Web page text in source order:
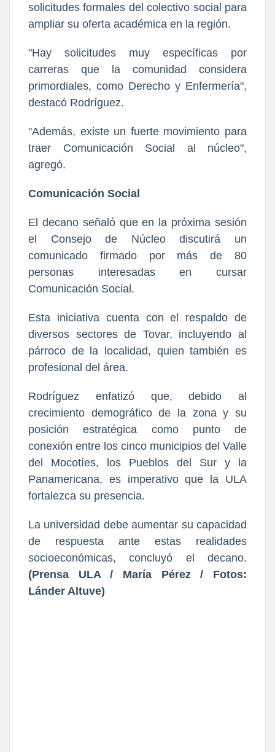
solicitudes formales del colectivo social para
ampliar su oferta académica en la región.
"Hay solicitudes muy específicas por
carreras que la comunidad considera
primordiales, como Derecho y Enfermería",
destacó Rodríguez.
"Además, existe un fuerte movimiento para
traer Comunicación Social al núcleo",
agregó.
Comunicación Social
El decano señaló que en la próxima sesión
el Consejo de Núcleo discutirá un
comunicado firmado por más de 80
personas interesadas en cursar
Comunicación Social.
Esta iniciativa cuenta con el respaldo de
diversos sectores de Tovar, incluyendo al
párroco de la localidad, quien también es
profesional del área.
Rodríguez enfatizó que, debido al
crecimiento demográfico de la zona y su
posición estratégica como punto de
conexión entre los cinco municipios del Valle
del Mocotíes, los Pueblos del Sur y la
Panamericana, es imperativo que la ULA
fortalezca su presencia.
La universidad debe aumentar su capacidad
de respuesta ante estas realidades
socioeconómicas, concluyó el decano.
(Prensa ULA / María Pérez / Fotos:
Lánder Altuve)